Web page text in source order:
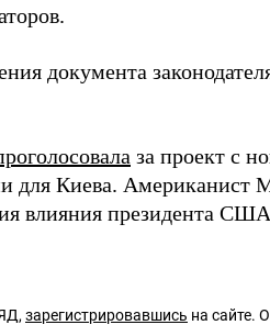
документа
за проект с
для Киева. Американист
влияния президента
зарегистрировавшись на сайте.